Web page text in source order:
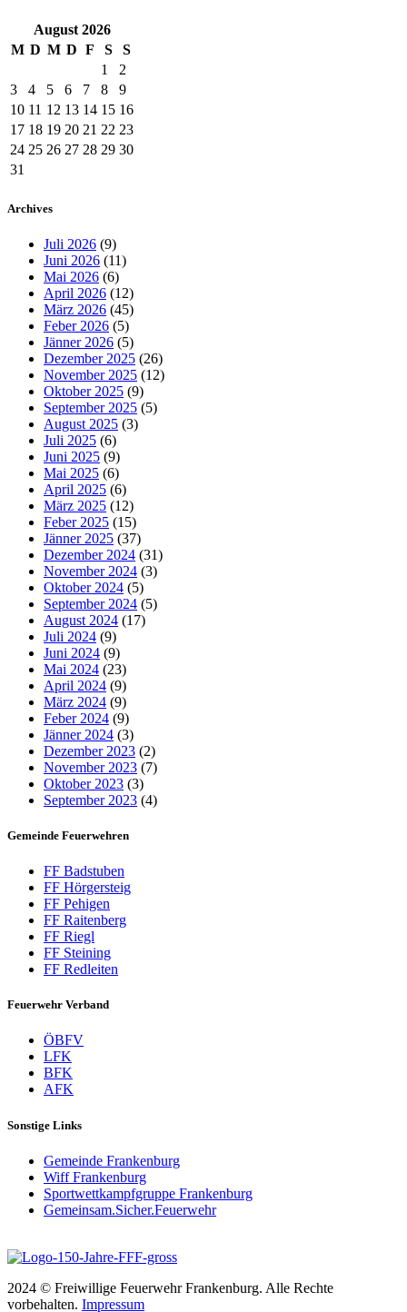
August 2026
M D M D F S
S
1
2
3
4 5 6 7 8
9
10 11 12 13 14 15 16
17 18 19 20 21 22 23
24 25 26 27 28 29 30
31
Archives
Juli 2026 (9)
Juni 2026 (11)
Mai 2026 (6)
April 2026 (12)
März 2026 (45)
Feber 2026 (5)
Jänner 2026 (5)
Dezember 2025 (26)
November 2025 (12)
Oktober 2025 (9)
September 2025 (5)
August 2025 (3)
Juli 2025 (6)
Juni 2025 (9)
Mai 2025 (6)
April 2025 (6)
März 2025 (12)
Feber 2025 (15)
Jänner 2025 (37)
Dezember 2024 (31)
November 2024 (3)
Oktober 2024 (5)
September 2024 (5)
August 2024 (17)
Juli 2024 (9)
Juni 2024 (9)
Mai 2024 (23)
April 2024 (9)
März 2024 (9)
Feber 2024 (9)
Jänner 2024 (3)
Dezember 2023 (2)
November 2023 (7)
Oktober 2023 (3)
September 2023 (4)
Gemeinde Feuerwehren
FF Badstuben
FF Hörgersteig
FF Pehigen
FF Raitenberg
FF Riegl
FF Steining
FF Redleiten
Feuerwehr Verband
ÖBFV
LFK
BFK
AFK
Sonstige Links
Gemeinde Frankenburg
Wiff Frankenburg
Sportwettkampfgruppe Frankenburg
Gemeinsam.Sicher.Feuerwehr
2024 © Freiwillige Feuerwehr Frankenburg. Alle Rechte
vorbehalten. Impressum